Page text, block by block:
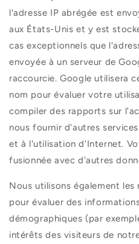
l'adresse IP abrégée est
aux États-Unis et y est
cas exceptionnels que
envoyée à un serveur de
raccourcie. Google utilisera
nom pour évaluer votre
compiler des rapports sur
nous fournir d'autres
et à l'utilisation d'Internet.
fusionnée avec d'autres
Nous utilisons également
pour évaluer des
démographiques (par
intérêts des visiteurs de